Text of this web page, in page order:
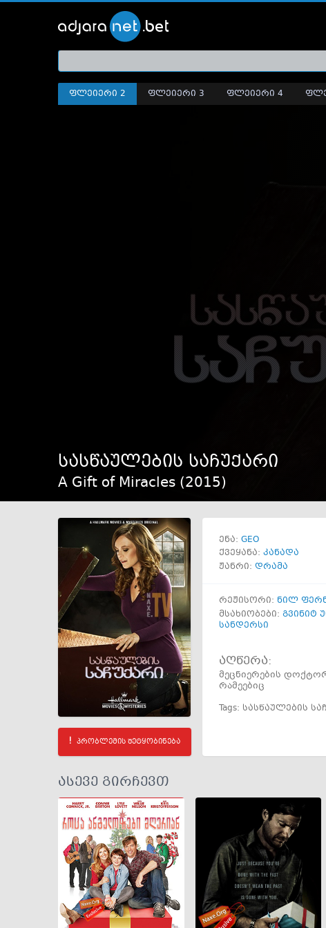
ფლეიერი 2 ფლეიერი 3 ფლეიერი 4
სასწაულების საჩუქარი
A Gift of Miracles (2015)
პრობლემის შეტყობინება
ენა: GEO
ქვეყანა: კანადა
ჟანრი: დრამა
რეჟისორი: ნილ
მსახიობები: გვინიტ
სანდერსი
აღწერა:
მეცნიერების
რამეებიც
Tags: სასწაულების
ასევე გირჩევთ